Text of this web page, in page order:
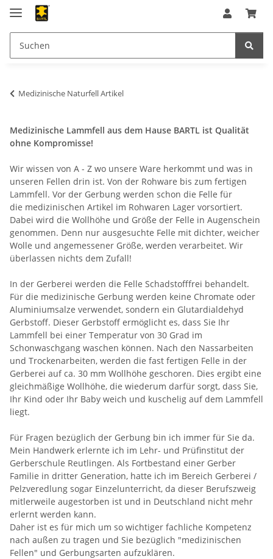
Medizinische Naturfell Artikel
Medizinische Lammfell aus dem Hause BARTL ist Qualität
ohne Kompromisse!
Wir wissen von A - Z wo unsere Ware herkommt und was in
unseren Fellen drin ist. Von der Rohware bis zum fertigen
Lammfell. Vor der Gerbung werden schon die Felle für
die medizinischen Artikel im Rohwaren Lager vorsortiert.
Dabei wird die Wollhöhe und Größe der Felle in Augenschein
genommen. Denn nur ausgesuchte Felle mit dichter, weicher
Wolle und angemessener Größe, werden verarbeitet. Wir
überlassen nichts dem Zufall!
In der Gerberei werden die Felle Schadstofffrei behandelt.
Für die medizinische Gerbung werden keine Chromate oder
Aluminiumsalze verwendet, sondern ein Glutardialdehyd
Gerbstoff. Dieser Gerbstoff ermöglicht es, dass Sie Ihr
Lammfell bei einer Temperatur von 30 Grad im
Schonwaschgang waschen können. Nach den Nassarbeiten
und Trockenarbeiten, werden die fast fertigen Felle in der
Gerberei auf ca. 30 mm Wollhöhe geschoren. Dies ergibt eine
gleichmäßige Wollhöhe, die wiederum darfür sorgt, dass Sie,
Ihr Kind oder Ihr Baby weich und kuschelig auf dem Lammfell
liegt.
Für Fragen bezüglich der Gerbung bin ich immer für Sie da.
Mein Handwerk erlernte ich im Lehr- und Prüfinstitut der
Gerberschule Reutlingen. Als Fortbestand einer Gerber
Familie in dritter Generation, hatte ich im Bereich Gerberei /
Pelzveredlung sogar Einzelunterricht, da dieser Berufszweig
mitlerweile augestorben ist und in Deutschland nicht mehr
erlernt werden kann.
Daher ist es für mich um so wichtiger fachliche Kompetenz
nach außen zu tragen und Sie bezüglich "medizinischen
Fellen" und Gerbungsarten aufzuklären.